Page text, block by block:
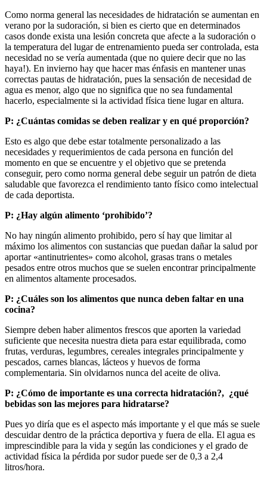
Como norma general las necesidades de hidratación se aumentan en
verano por la sudoración, si bien es cierto que en determinados
casos donde exista una lesión concreta que afecte a la sudoración o
la temperatura del lugar de entrenamiento pueda ser controlada, esta
necesidad no se vería aumentada (que no quiere decir que no las
haya!). En invierno hay que hacer mas énfasis en mantener unas
correctas pautas de hidratación, pues la sensación de necesidad de
agua es menor, algo que no significa que no sea fundamental
hacerlo, especialmente si la actividad física tiene lugar en altura.
P: ¿Cuántas comidas se deben realizar y en qué proporción?
Esto es algo que debe estar totalmente personalizado a las
necesidades y requerimientos de cada persona en función del
momento en que se encuentre y el objetivo que se pretenda
conseguir, pero como norma general debe seguir un patrón de dieta
saludable que favorezca el rendimiento tanto físico como intelectual
de cada deportista.
P: ¿Hay algún alimento ‘prohibido’?
No hay ningún alimento prohibido, pero sí hay que limitar al
máximo los alimentos con sustancias que puedan dañar la salud por
aportar «antinutrientes» como alcohol, grasas trans o metales
pesados entre otros muchos que se suelen encontrar principalmente
en alimentos altamente procesados.
P: ¿Cuáles son los alimentos que nunca deben faltar en una
cocina?
Siempre deben haber alimentos frescos que aporten la variedad
suficiente que necesita nuestra dieta para estar equilibrada, como
frutas, verduras, legumbres, cereales integrales principalmente y
pescados, carnes blancas, lácteos y huevos de forma
complementaria. Sin olvidarnos nunca del aceite de oliva.
P: ¿Cómo de importante es una correcta hidratación?, ¿qué
bebidas son las mejores para hidratarse?
Pues yo diría que es el aspecto más importante y el que más se suele
descuidar dentro de la práctica deportiva y fuera de ella. El agua es
imprescindible para la vida y según las condiciones y el grado de
actividad física la pérdida por sudor puede ser de 0,3 a 2,4
litros/hora.